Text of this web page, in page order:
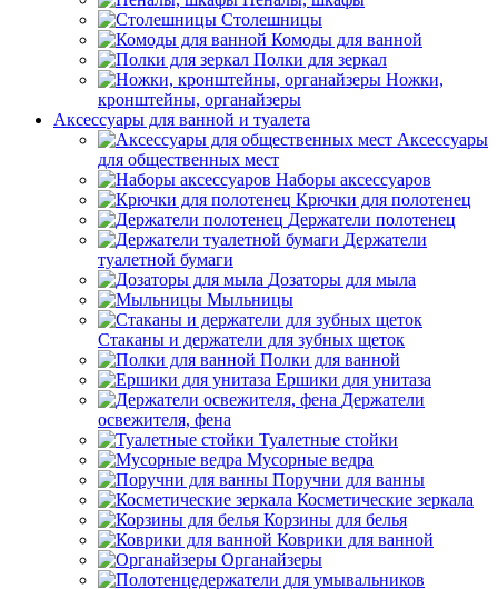
Столешницы
Комоды для ванной
Полки для зеркал
Ножки,
кронштейны, органайзеры
Аксессуары для ванной и туалета
Аксессуары
для общественных мест
Наборы аксессуаров
Крючки для полотенец
Держатели полотенец
Держатели
туалетной бумаги
Дозаторы для мыла
Мыльницы
Стаканы и держатели для зубных щеток
Полки для ванной
Ершики для унитаза
Держатели
освежителя, фена
Туалетные стойки
Мусорные ведра
Поручни для ванны
Косметические зеркала
Корзины для белья
Коврики для ванной
Органайзеры